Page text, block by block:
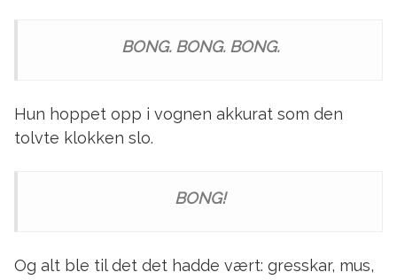
BONG. BONG. BONG.
Hun hoppet opp i vognen akkurat som den
tolvte klokken slo.
BONG!
Og alt ble til det det hadde vært: gresskar, mus,